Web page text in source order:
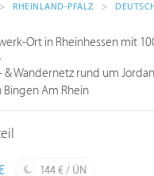
> RHEINLAND-PFALZ >
Ort in Rheinhessen mit
& Wandernetz rund um
Bingen Am Rhein
144 € / ÜN